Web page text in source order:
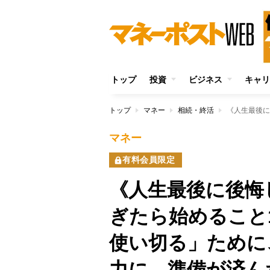
トップ 投資 ビジネス キャ
トップ マネー 相続・終活
マネー
有料会員限定
《人生最後に後
ぎたら始めるこ
使い切る」ため